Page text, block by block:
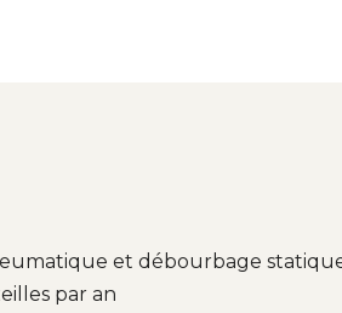
et débourbage
par an